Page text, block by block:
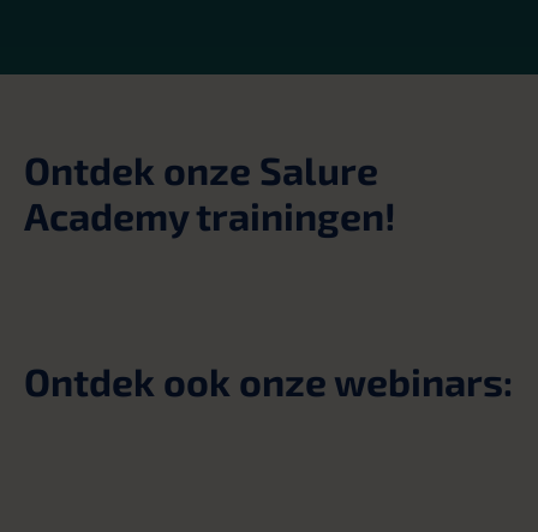
Ontdek onze Salure
Academy trainingen!
Ontdek ook onze webinars: